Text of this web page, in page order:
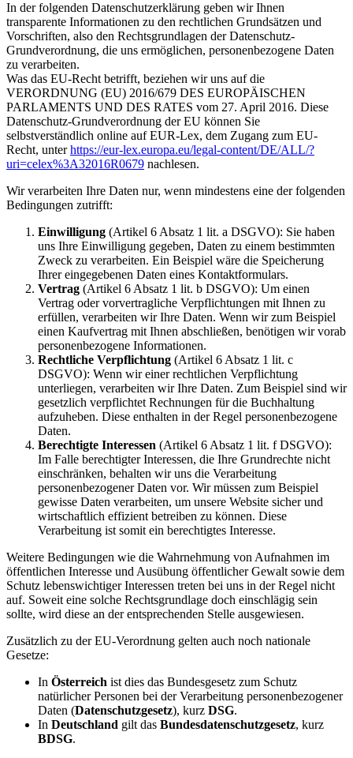
In der folgenden Datenschutzerklärung geben wir Ihnen
transparente Informationen zu den rechtlichen Grundsätzen und
Vorschriften, also den Rechtsgrundlagen der Datenschutz-
Grundverordnung, die uns ermöglichen, personenbezogene Daten
zu verarbeiten.
Was das EU-Recht betrifft, beziehen wir uns auf die
VERORDNUNG (EU) 2016/679 DES EUROPÄISCHEN
PARLAMENTS UND DES RATES vom 27. April 2016. Diese
Datenschutz-Grundverordnung der EU können Sie
selbstverständlich online auf EUR-Lex, dem Zugang zum EU-
Recht, unterhttps://eur-lex.europa.eu/legal-content/DE/ALL/?
uri=celex%3A32016R0679 nachlesen.
Wir verarbeiten Ihre Daten nur, wenn mindestens eine der folgenden
Bedingungen zutrifft:
Einwilligung (Artikel 6 Absatz 1 lit. a DSGVO): Sie haben
uns Ihre Einwilligung gegeben, Daten zu einem bestimmten
Zweck zu verarbeiten. Ein Beispiel wäre die Speicherung
Ihrer eingegebenen Daten eines Kontaktformulars.
Vertrag (Artikel 6 Absatz 1 lit. b DSGVO): Um einen
Vertrag oder vorvertragliche Verpflichtungen mit Ihnen zu
erfüllen, verarbeiten wir Ihre Daten. Wenn wir zum Beispiel
einen Kaufvertrag mit Ihnen abschließen, benötigen wir vorab
personenbezogene Informationen.
Rechtliche Verpflichtung (Artikel 6 Absatz 1 lit. c
DSGVO): Wenn wir einer rechtlichen Verpflichtung
unterliegen, verarbeiten wir Ihre Daten. Zum Beispiel sind wir
gesetzlich verpflichtet Rechnungen für die Buchhaltung
aufzuheben. Diese enthalten in der Regel personenbezogene
Daten.
Berechtigte Interessen (Artikel 6 Absatz 1 lit. f DSGVO):
Im Falle berechtigter Interessen, die Ihre Grundrechte nicht
einschränken, behalten wir uns die Verarbeitung
personenbezogener Daten vor. Wir müssen zum Beispiel
gewisse Daten verarbeiten, um unsere Website sicher und
wirtschaftlich effizient betreiben zu können. Diese
Verarbeitung ist somit ein berechtigtes Interesse.
Weitere Bedingungen wie die Wahrnehmung von Aufnahmen im
öffentlichen Interesse und Ausübung öffentlicher Gewalt sowie dem
Schutz lebenswichtiger Interessen treten bei uns in der Regel nicht
auf. Soweit eine solche Rechtsgrundlage doch einschlägig sein
sollte, wird diese an der entsprechenden Stelle ausgewiesen.
Zusätzlich zu der EU-Verordnung gelten auch noch nationale
Gesetze:
In Österreich ist dies das Bundesgesetz zum Schutz
natürlicher Personen bei der Verarbeitung personenbezogener
Daten (Datenschutzgesetz), kurz DSG.
In Deutschland gilt das Bundesdatenschutzgesetz, kurz
BDSG.